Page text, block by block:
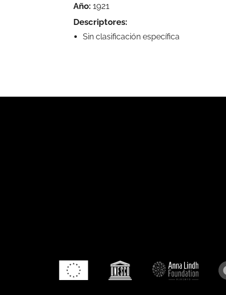
Año: 1921
Descriptores:
Sin clasificación específica